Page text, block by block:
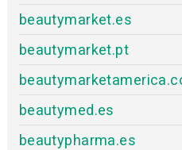
beautymarket.es
beautymarket.pt
beautymed.es
beautypharma.es